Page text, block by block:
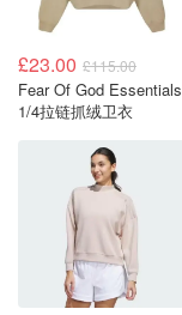
£23.00 £115.00
Fear Of God Essentials
1/4拉链抓绒卫衣